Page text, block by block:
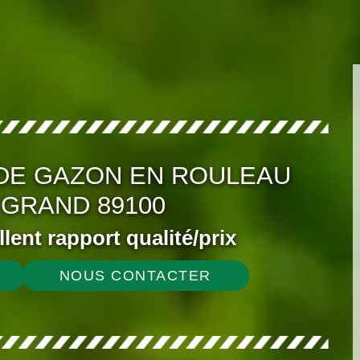
GAZON EN ROULEAU
89100
rapport qualité/prix
NOUS CONTACTER